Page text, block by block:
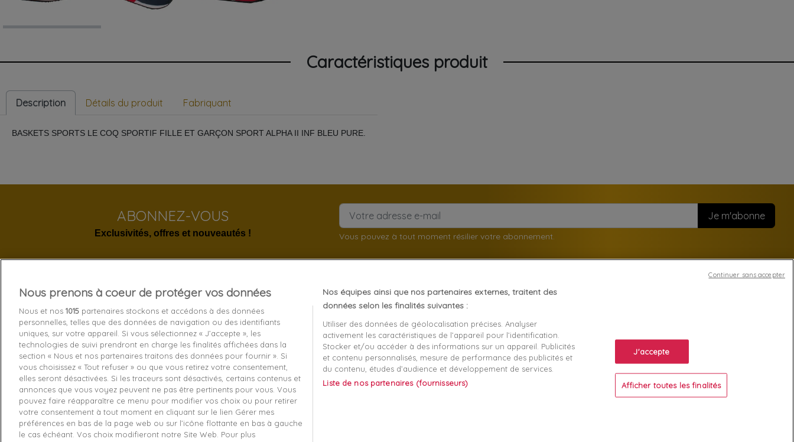
Caractéristiques produit
Description Détails du produit Fabriquant
BASKETS SPORTS LE COQ SPORTIF FILLE ET GARÇON SPORT ALPHA II INF BLEU PURE.
ABONNEZ-VOUS
Exclusivités, offres et nouveautés ! Vous pouvez à tout moment résilier votre abonnement.
Services client
Livraison
Echange et remboursement
Paiement sécurisé
Contactez-nous
Retourner ma commande
À propos
Mentions légales
Conditions générales de vente
Qui sommes nous?
Informatique et liberté
Connexion
Créez votre compte
Nous prenons à coeur de protéger vos données
Nous et nos 1015 partenaires stockons et accédons à des données
personnelles, telles que des données de navigation ou des identifiants
uniques, sur votre appareil. Si vous sélectionnez « J’accepte », les
technologies de suivi prendront en charge les finalités affichées dans la
section « Nous et nos partenaires traitons des données pour fournir ». Si
vous choisissez « Tout refuser » ou que vous retirez votre consentement,
elles seront désactivées. Si les traceurs sont désactivés, certains contenus et
annonces que vous voyez peuvent ne pas être pertinents pour vous. Vous
pouvez faire réapparaître ce menu pour modifier vos choix ou pour retirer
votre consentement à tout moment en cliquant sur le lien Gérer mes
préférences en bas de la page web ou sur l’icône flottante en bas à gauche
le cas échéant. Vos choix modifieront notre Site Web. Pour plus
Nos équipes ainsi que nos partenaires externes, traitent des
données selon les finalités suivantes :
Utiliser des données de géolocalisation précises. Analyser
activement les caractéristiques de l’appareil pour l’identification.
Stocker et/ou accéder à des informations sur un appareil. Publicités
et contenu personnalisés, mesure de performance des publicités et
du contenu, études d’audience et développement de services.
Liste de nos partenaires (fournisseurs)
J'accepte
Afficher toutes les finalités
Continuer sans accepter